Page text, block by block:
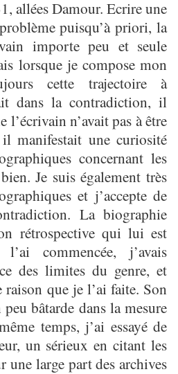
allées Damour. Ecrire une
puisqu’à priori, la
importe peu et seule
lorsque je compose mon
cette trajectoire à
dans la contradiction, il
n’avait pas à être
manifestait une curiosité
concernant les
Je suis également très
et j’accepte de
La biographie
rétrospective qui lui est
commencée, j’avais
des limites du genre, et
raison que je l’ai faite. Son
bâtarde dans la mesure
temps, j’ai essayé de
un sérieux en citant les
une large part des archives